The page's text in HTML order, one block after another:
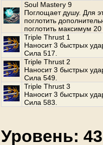
Soul Mastery 9
Поглощает душу. Для
поглотить
поглотить максимум 20
Triple Thrust 1
Наносит 3 быстрых
Сила 517.
Triple Thrust 2
Наносит 3 быстрых
Сила 549.
Triple Thrust 3
Наносит 3 быстрых
Сила 583.
Уровень: 43